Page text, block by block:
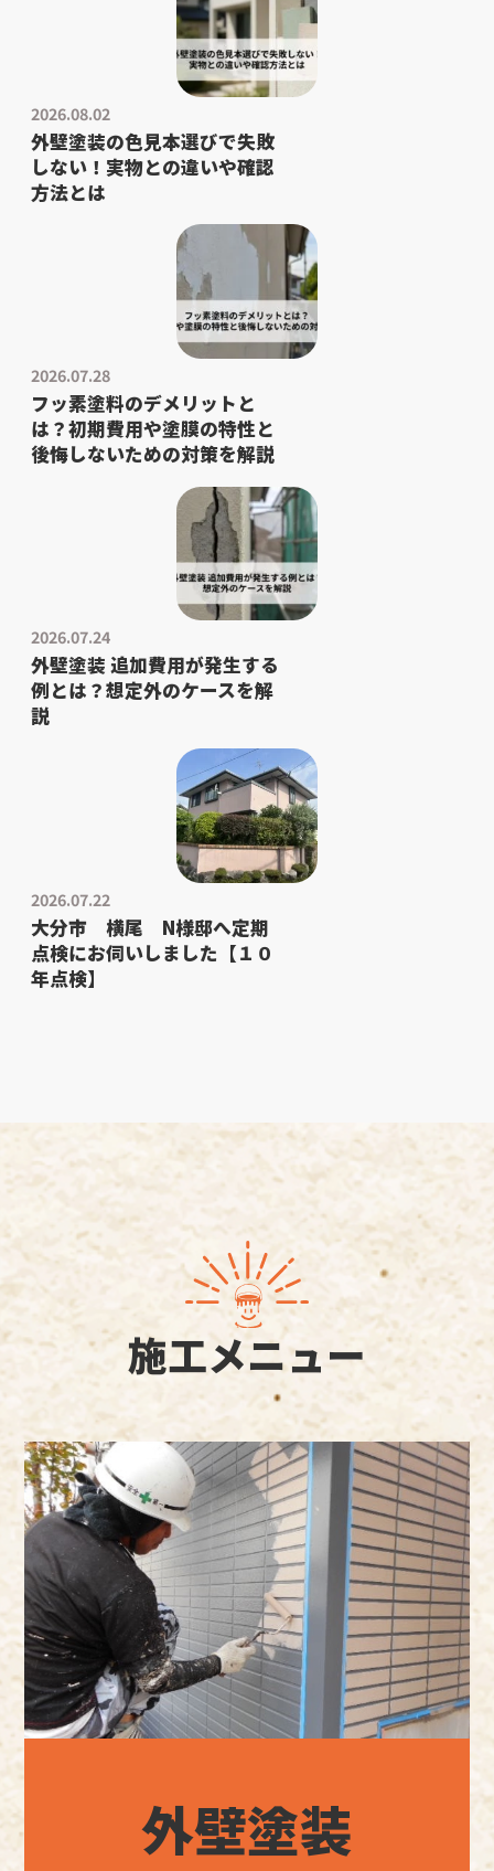
2026.08.02
外壁塗装の色見本選びで失敗
しない！実物との違いや確認
方法とは
2026.07.28
フッ素塗料のデメリットと
は？初期費用や塗膜の特性と
後悔しないための対策を解説
2026.07.24
外壁塗装 追加費用が発生する
例とは？想定外のケースを解
説
2026.07.22
大分市 横尾 N様邸へ定期
点検にお伺いしました【１０
年点検】
施工メニュー
外壁塗装